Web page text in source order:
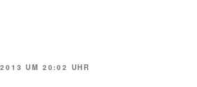
UM 20:02 UHR